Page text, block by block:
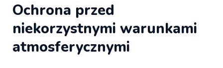
Ochrona przed
niekorzystnymi warunkami
atmosferycznymi